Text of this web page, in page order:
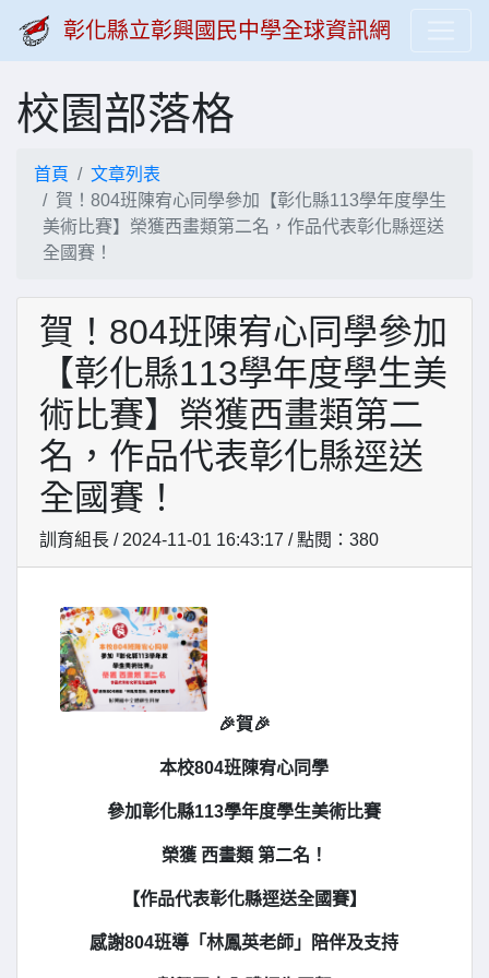
彰化縣立彰興國民中學全球資訊網
校園部落格
首頁
文章列表
賀！804班陳宥心同學參加【彰化縣113學年度學生
美術比賽】榮獲西畫類第二名，作品代表彰化縣逕送
全國賽！
賀！804班陳宥心同學參加
【彰化縣113學年度學生美
術比賽】榮獲西畫類第二
名，作品代表彰化縣逕送
全國賽！
訓育組長 / 2024-11-01 16:43:17 / 點閱：380
🎉賀🎉
本校804班陳宥心同學
參加彰化縣113學年度學生美術比賽
榮獲 西畫類 第二名！
【作品代表彰化縣逕送全國賽】
感謝804班導「林鳳英老師」陪伴及支持